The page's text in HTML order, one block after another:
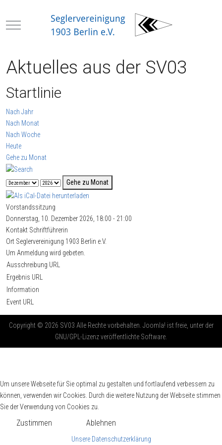
Mobile Menu Toggle
Aktuelles aus der SV03
Startlinie
Nach Jahr
Nach Monat
Nach Woche
Heute
Gehe zu Monat
Gehe zu Monat
Vorstandssitzung
Donnerstag, 10. Dezember 2026, 18:00 - 21:00
Kontakt Schriftführerin
Ort Seglervereinigung 1903 Berlin e.V.
Um Anmeldung wird gebeten.
Ausschreibung URL
Ergebnis URL
Information
Event URL
Copyright © 2026 SV03 Alle Rechte vorbehalten. Joomla! ist freie, unter der
GNU/GPL-Lizenz veröffentlichte Software.
Um unsere Webseite für Sie optimal zu gestalten und fortlaufend verbessern zu
können, verwenden wir Cookies. Durch die weitere Nutzung der Webseite stimmen
Sie der Verwendung von Cookies zu.
Zustimmen Ablehnen
Unsere Datenschutzerklärung